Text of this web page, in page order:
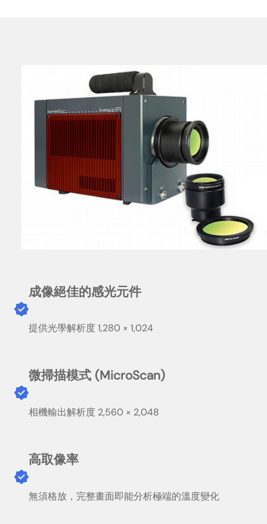
成像絕佳的感光元件
提供光學解析度 1,280 × 1,024
微掃描模式 (MicroScan)
相機輸出解析度 2,560 × 2,048
高取像率
無須格放，完整畫面即能分析極端的溫度變化